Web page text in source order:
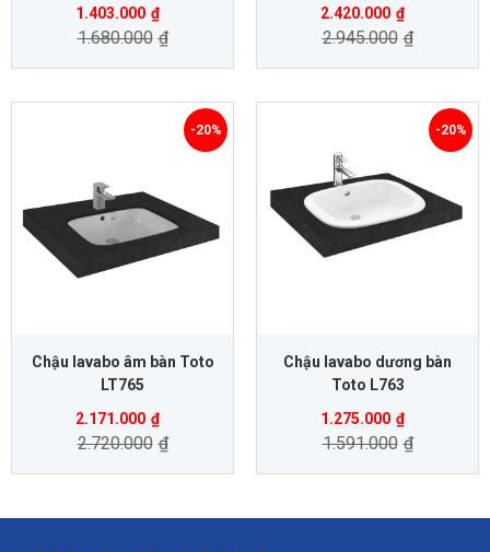
1.403.000 ₫
1.680.000 ₫
2.420.000 ₫
2.945.000 ₫
Chậu lavabo âm bàn Toto
LT765
2.171.000 ₫
2.720.000 ₫
-20%
Chậu lavabo dương bàn
Toto L763
1.275.000 ₫
1.591.000 ₫
-20%